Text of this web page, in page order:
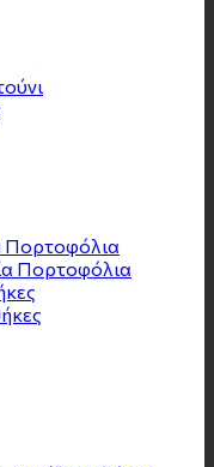
Πορτοφόλια
Πορτοφόλια